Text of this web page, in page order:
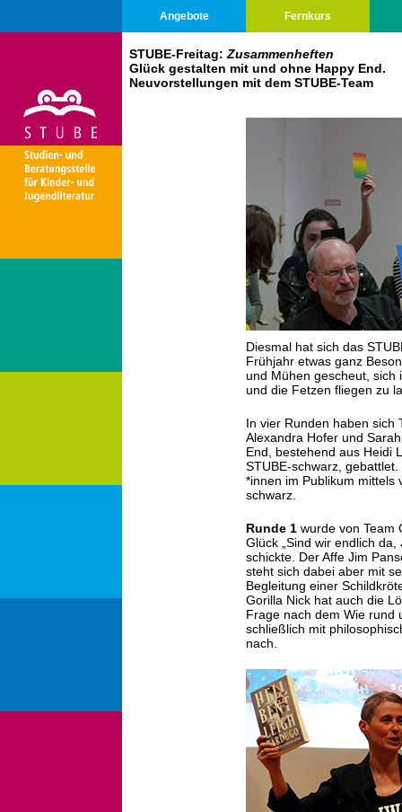
Angebote Fernkurs
STUBE-Freitag: Zusammenheften
Glück gestalten mit und ohne Happy End.
Neuvorstellungen mit dem STUBE-Team
Diesmal hat sich das
Frühjahr etwas ganz
und Mühen gescheut, sich
und die Fetzen fliegen zu
In vier Runden haben sich
Alexandra Hofer und
End, bestehend aus Heidi
STUBE-schwarz,
*innen im Publikum mittels
schwarz.
Runde 1 wurde von Team
Glück „Sind wir endlich
schickte. Der Affe Jim
steht sich dabei aber mit
Begleitung einer
Gorilla Nick hat auch die
Frage nach dem Wie rund
schließlich mit
nach.